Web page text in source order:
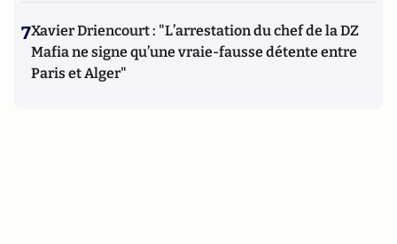
7Xavier Driencourt : "L’arrestation du chef de la DZ
Mafia ne signe qu’une vraie-fausse détente entre
Paris et Alger"